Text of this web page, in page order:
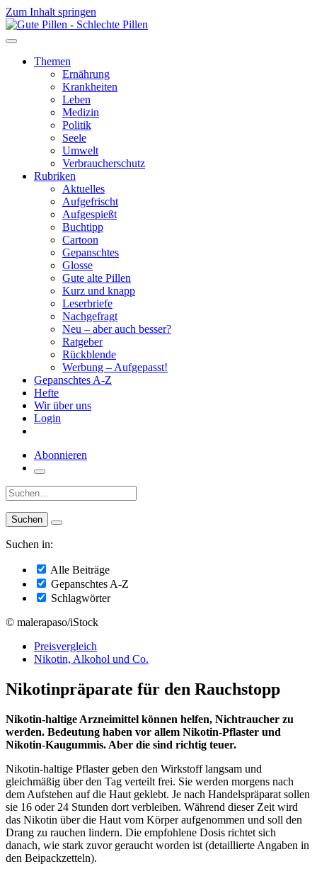
Zum Inhalt springen
Themen
Ernährung
Krankheiten
Leben
Medizin
Politik
Seele
Umwelt
Verbraucherschutz
Rubriken
Aktuelles
Aufgefrischt
Aufgespießt
Buchtipp
Cartoon
Gepanschtes
Glosse
Gute alte Pillen
Kurz und knapp
Leserbriefe
Nachgefragt
Neu – aber auch besser?
Ratgeber
Rückblende
Werbung – Aufgepasst!
Gepanschtes A-Z
Hefte
Wir über uns
Login
Abonnieren
Suche:
Suchen in:
Alle Beiträge
Gepanschtes A-Z
Schlagwörter
© malerapaso/iStock
Preisvergleich
Nikotin, Alkohol und Co.
Nikotinpräparate für den Rauchstopp
Nikotin-haltige Arzneimittel können helfen, Nichtraucher zu
werden. Bedeutung haben vor allem Nikotin-Pflaster und
Nikotin-Kaugummis. Aber die sind richtig teuer.
Nikotin-haltige Pflaster geben den Wirkstoff langsam und
gleichmäßig über den Tag verteilt frei. Sie werden morgens nach
dem Aufstehen auf die Haut geklebt. Je nach Handelspräparat sollen
sie 16 oder 24 Stunden dort verbleiben. Während dieser Zeit wird
das Nikotin über die Haut vom Körper aufgenommen und soll den
Drang zu rauchen lindern. Die empfohlene Dosis richtet sich
danach, wie stark zuvor geraucht worden ist (detaillierte Angaben in
den Beipackzetteln).